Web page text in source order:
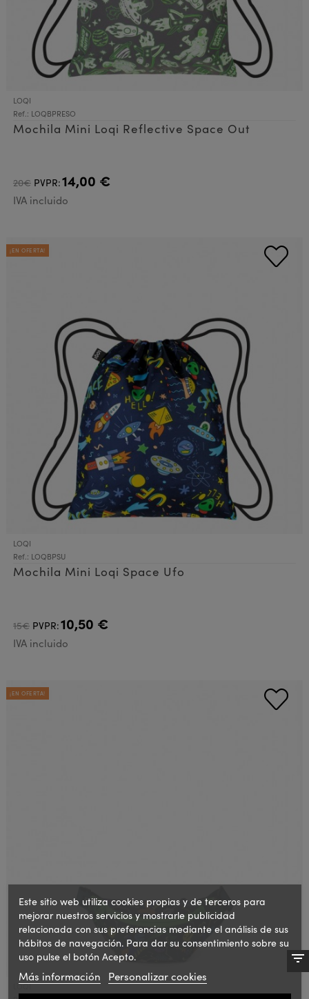
LOQI
Ref.: LOQBPRESO
Mochila Mini Loqi Reflective Space Out
20€ PVPR:14,00 €
IVA incluido
¡EN OFERTA!
LOQI
Ref.: LOQBPSU
Mochila Mini Loqi Space Ufo
15€ PVPR:10,50 €
IVA incluido
¡EN OFERTA!
LOQI
Este sitio web utiliza cookies propias y de terceros para
mejorar nuestros servicios y mostrarle publicidad
relacionada con sus preferencias mediante el análisis de sus
hábitos de navegación. Para dar su consentimiento sobre su
uso pulse el botón Acepto.
Más información Personalizar cookies